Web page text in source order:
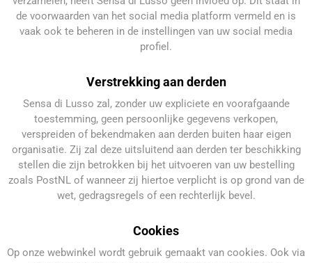
de voorwaarden van het social media platform vermeld en is
vaak ook te beheren in de instellingen van uw social media
profiel.
Verstrekking aan derden
Sensa di Lusso zal, zonder uw expliciete en voorafgaande
toestemming, geen persoonlijke gegevens verkopen,
verspreiden of bekendmaken aan derden buiten haar eigen
organisatie. Zij zal deze uitsluitend aan derden ter beschikking
stellen die zijn betrokken bij het uitvoeren van uw bestelling
zoals PostNL of wanneer zij hiertoe verplicht is op grond van de
wet, gedragsregels of een rechterlijk bevel.
Cookies
Op onze webwinkel wordt gebruik gemaakt van cookies. Ook via